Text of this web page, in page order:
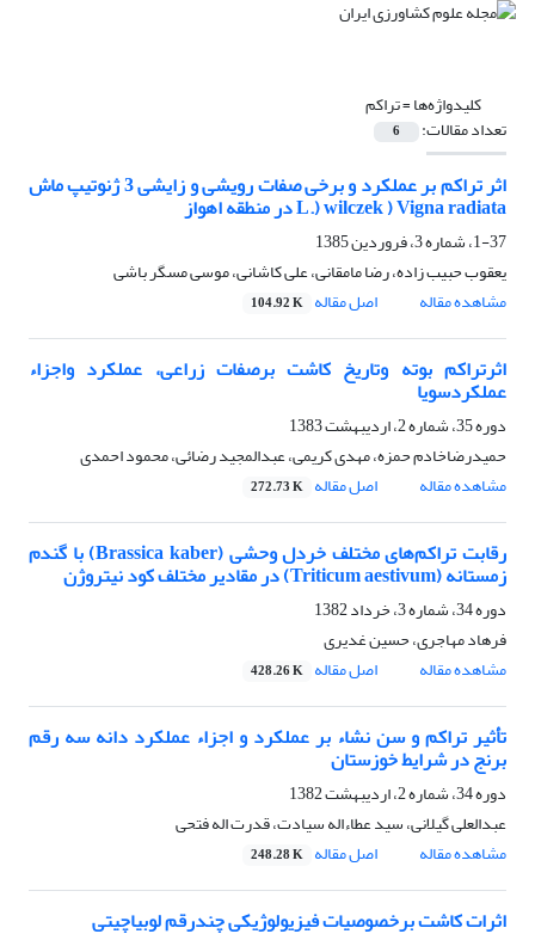
کلیدواژه‌ها =تراکم
تعداد مقالات: 6
اثر تراکم بر عملکرد و برخی صفات رویشی و زایشی 3 ژنوتیپ ماش
L.) wilczek ) Vigna radiata در منطقه اهواز
1-37، شماره 3، فروردین 1385
یعقوب حبیب زاده، رضا مامقانی، علی کاشانی، موسی مسگر باشی
مشاهده مقاله
اصل مقاله 104.92 K
اثرتراکم بوته وتاریخ کاشت برصفات زراعی، عملکرد واجزاء
عملکردسویا
دوره 35، شماره 2، اردیبهشت 1383
حمیدرضاخادم حمزه، مهدی کریمی، عبدالمجید رضائی، محمود احمدی
مشاهده مقاله
اصل مقاله 272.73 K
رقابت تراکم‌‌های مختلف خردل وحشی (Brassica kaber) با گندم
زمستانه (Triticum aestivum) در مقادیر مختلف کود نیتروژن
دوره 34، شماره 3، خرداد 1382
فرهاد مهاجری، حسین غدیری
مشاهده مقاله
اصل مقاله 428.26 K
تأثیر تراکم و سن نشاء بر عملکرد و اجزاء عملکرد دانه سه رقم
برنج در شرایط خوزستان
دوره 34، شماره 2، اردیبهشت 1382
عبدالعلی گیلانی، سید عطاءاله سیادت، قدرت اله فتحی
مشاهده مقاله
اصل مقاله 248.28 K
اثرات کاشت برخصوصیات فیزیولوژیکی چندرقم لوبیاچیتی